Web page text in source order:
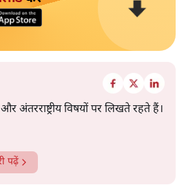
अंतरराष्ट्रीय विषयों पर लिखते रहते हैं।
पढ़ें